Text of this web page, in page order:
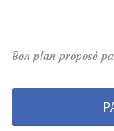
Bon plan proposé